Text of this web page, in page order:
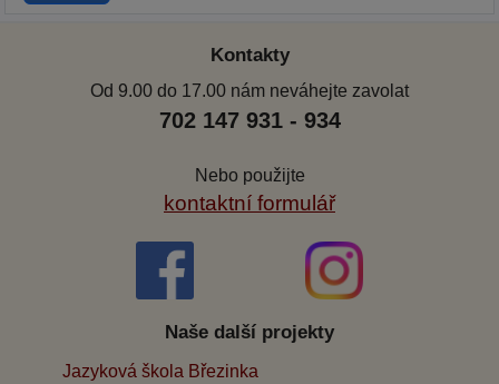
Kontakty
Od 9.00 do 17.00 nám neváhejte zavolat
702 147 931 - 934
Nebo použijte
kontaktní formulář
Naše další projekty
Jazyková škola Březinka